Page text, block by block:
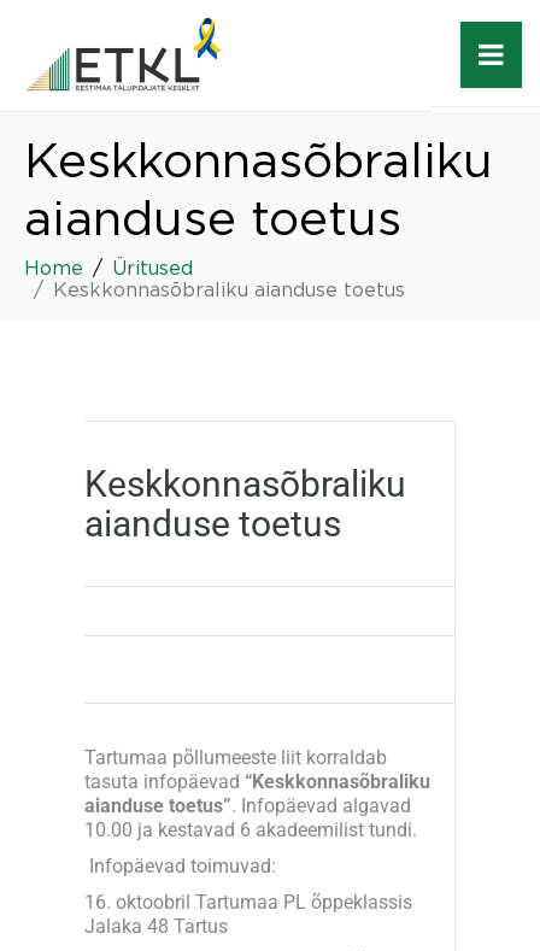
Keskkonnasõbraliku
aianduse toetus
Home
Üritused
Keskkonnasõbraliku aianduse toetus
Keskkonnasõbraliku
aianduse toetus
Tartumaa põllumeeste liit korraldab
tasuta infopäevad “Keskkonnasõbraliku
aianduse toetus”. Infopäevad algavad
10.00 ja kestavad 6 akadeemilist tundi.
Infopäevad toimuvad:
16. oktoobril Tartumaa PL õppeklassis
Jalaka 48 Tartus